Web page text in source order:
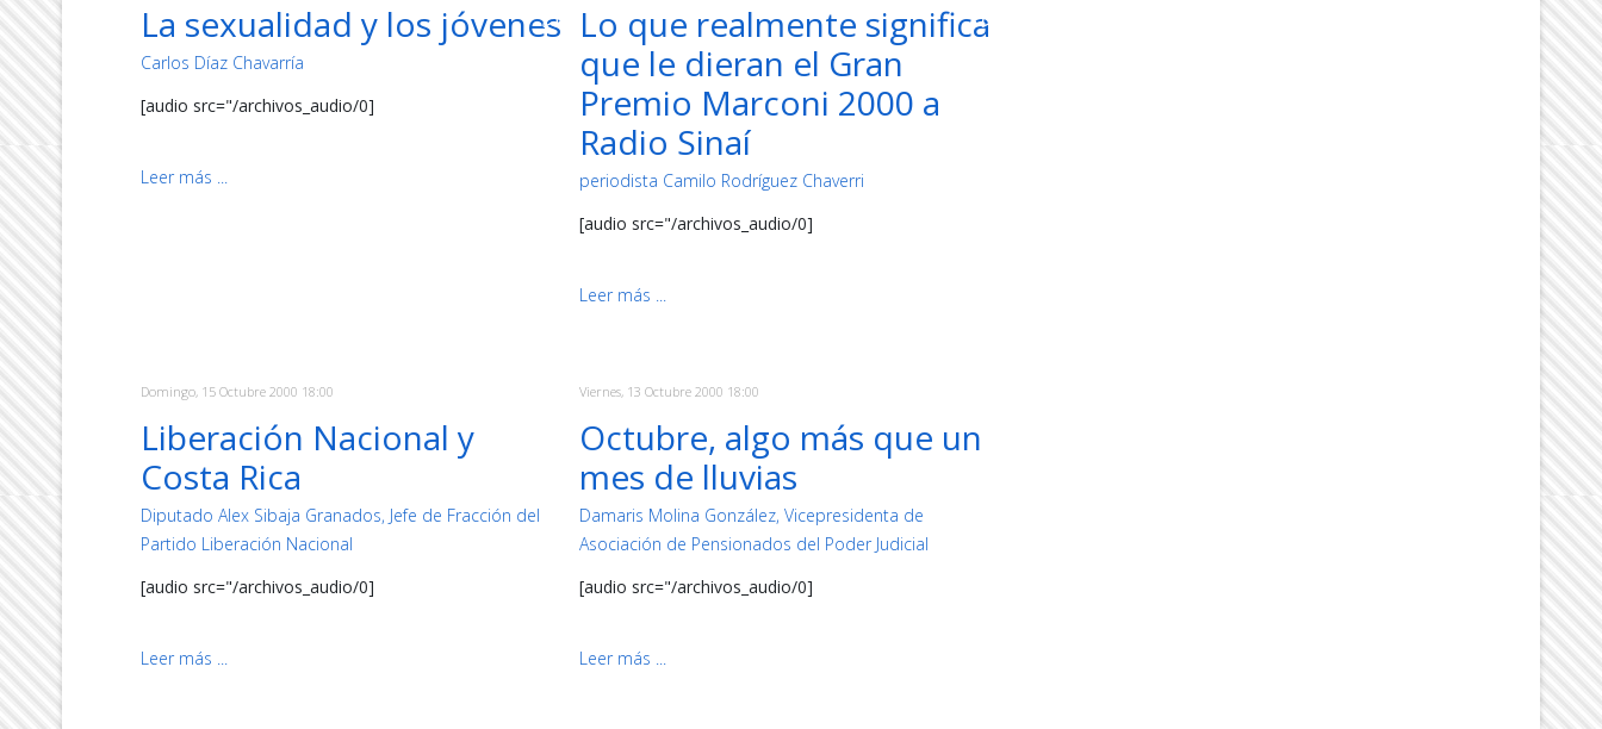
La sexualidad y los jóvenes
Carlos Díaz Chavarría
[audio src="/archivos_audio/0]
Leer más ...
Lo que realmente significa
que le dieran el Gran
Premio Marconi 2000 a
Radio Sinaí
periodista Camilo Rodríguez Chaverri
[audio src="/archivos_audio/0]
Leer más ...
Domingo, 15 Octubre 2000 18:00
Liberación Nacional y
Costa Rica
Diputado Alex Sibaja Granados, Jefe de Fracción del
Partido Liberación Nacional
[audio src="/archivos_audio/0]
Leer más ...
Viernes, 13 Octubre 2000 18:00
Octubre, algo más que un
mes de lluvias
Damaris Molina González, Vicepresidenta de
Asociación de Pensionados del Poder Judicial
[audio src="/archivos_audio/0]
Leer más ...